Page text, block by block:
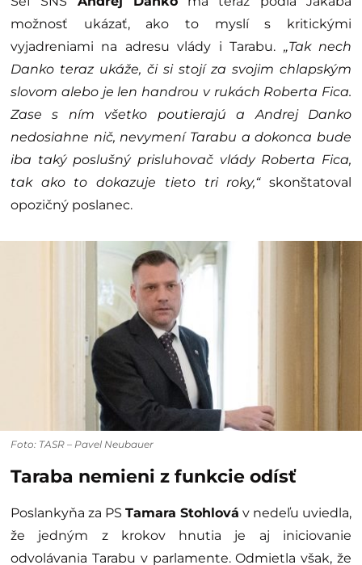
možnosť ukázať, ako to myslí s kritickými
vyjadreniami na adresu vlády i Tarabu. „Tak nech
Danko teraz ukáže, či si stojí za svojim chlapským
slovom alebo je len handrou v rukách Roberta Fica.
Zase s ním všetko poutierajú a Andrej Danko
nedosiahne nič, nevymení Tarabu a dokonca bude
iba taký poslušný prisluhovač vlády Roberta Fica,
tak ako to dokazuje tieto tri roky,“skonštatoval
opozičný poslanec.
Foto: TASR – Pavel Neubauer
Taraba nemieni z funkcie odísť
Poslankyňa za PS Tamara Stohlová v nedeľu uviedla,
že jedným z krokov hnutia je aj iniciovanie
odvolávania Tarabu v parlamente. Odmietla však, že